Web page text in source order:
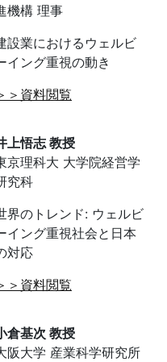
機構 理事
設業におけるウェルビ
イング重視の動き
＞資料閲覧
上悟志 教授
京理科大 大学院経営学
究科
界のトレンド: ウェルビ
イング重視社会と日本
対応
＞資料閲覧
倉基次 教授
阪大学 産業科学研究所